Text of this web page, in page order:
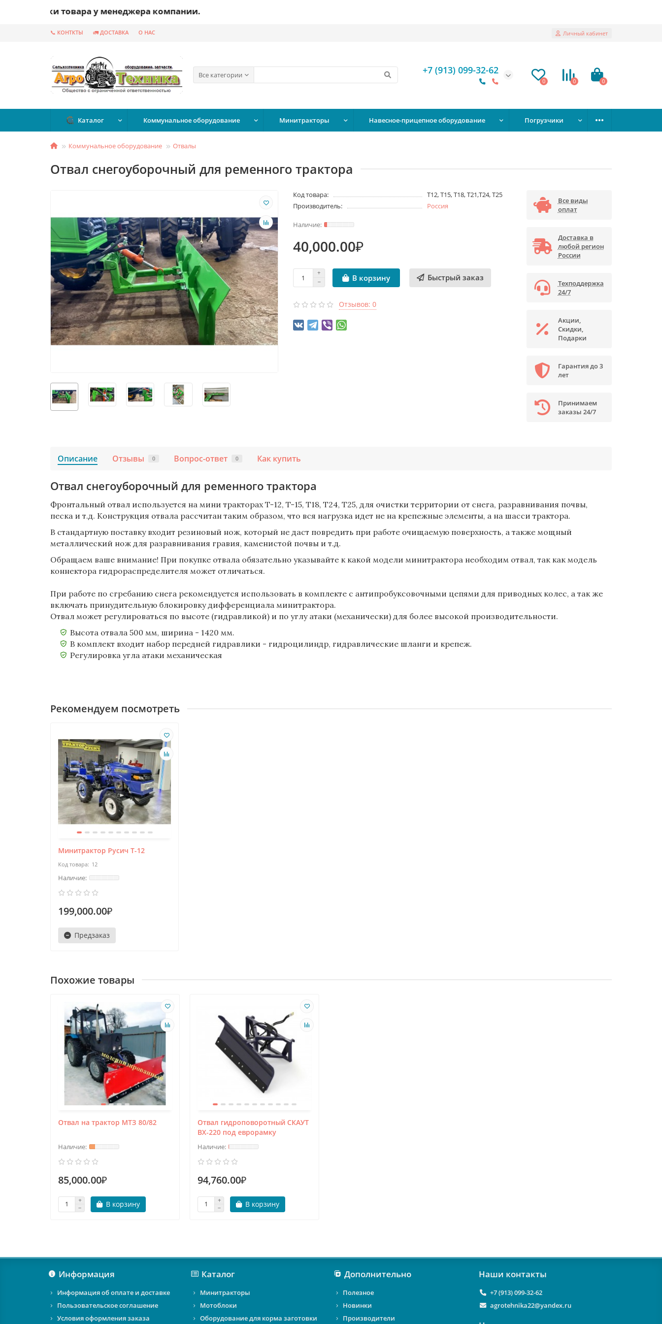
товара у менеджера компании.
📞 КОНТКТЫ 🚛 ДОСТАВКА О НАС Личный кабинет
Все категории +7 (913) 099-32-62
0 0 0
Каталог Коммунальное оборудование Минитракторы Навесное-прицепное оборудование Погрузчики
Коммунальное оборудование Отвалы
Отвал снегоуборочный для ременного трактора
Код товара:
Т12, Т15, Т18, Т21,Т24, Т25
Производитель:
Россия
40,000.00₽
В корзину Быстрый заказ
Отзывов: 0
Все виды
оплат
Доставка в
любой регион
России
Техподдержка
24/7
Акции,
Скидки,
Подарки
Гарантия до 3
лет
Принимаем
заказы 24/7
Описание Отзывы 0 Вопрос-ответ 0 Как купить
Отвал снегоуборочный для ременного трактора
Фронтальный отвал используется на мини тракторах T-12, T-15, Т18, Т24, Т25, для очистки территории от снега, разравнивания почвы,
песка и т.д. Конструкция отвала рассчитан таким образом, что вся нагрузка идет не на крепежные элементы, а на шасси трактора.
В стандартную поставку входит резиновый нож, который не даст повредить при работе очищаемую поверхность, а также мощный
металлический нож для разравнивания гравия, каменистой почвы и т.д.
Обращаем ваше внимание! При покупке отвала обязательно указывайте к какой модели минитрактора необходим отвал, так как модель
коннектора гидрораспределителя может отличаться.
При работе по сгребанию снега рекомендуется использовать в комплекте с антипробуксовочными цепями для приводных колес, а так же
включать принудительную блокировку дифференциала минитрактора.
Отвал может регулироваться по высоте (гидравликой) и по углу атаки (механически) для более высокой производительности.
Высота отвала 500 мм, ширина - 1420 мм.
В комплект входит набор передней гидравлики - гидроцилиндр, гидравлические шланги и крепеж.
Регулировка угла атаки механическая
Рекомендуем посмотреть
Минитрактор Русич Т-12
12
199,000.00₽
Предзаказ
Похожие товары
Отвал на трактор МТЗ 80/82
85,000.00₽
В корзину
Отвал гидроповоротный СКАУТ
BX-220 под еврорамку
94,760.00₽
В корзину
Информация
Информация об оплате и доставке
Пользовательское соглашение
Условия оформления заказа
Каталог
Минитракторы
Мотоблоки
Оборудование для корма заготовки
Дополнительно
Полезное
Новинки
Производители
Наши контакты
+7 (913) 099-32-62
agrotehnika22@yandex.ru